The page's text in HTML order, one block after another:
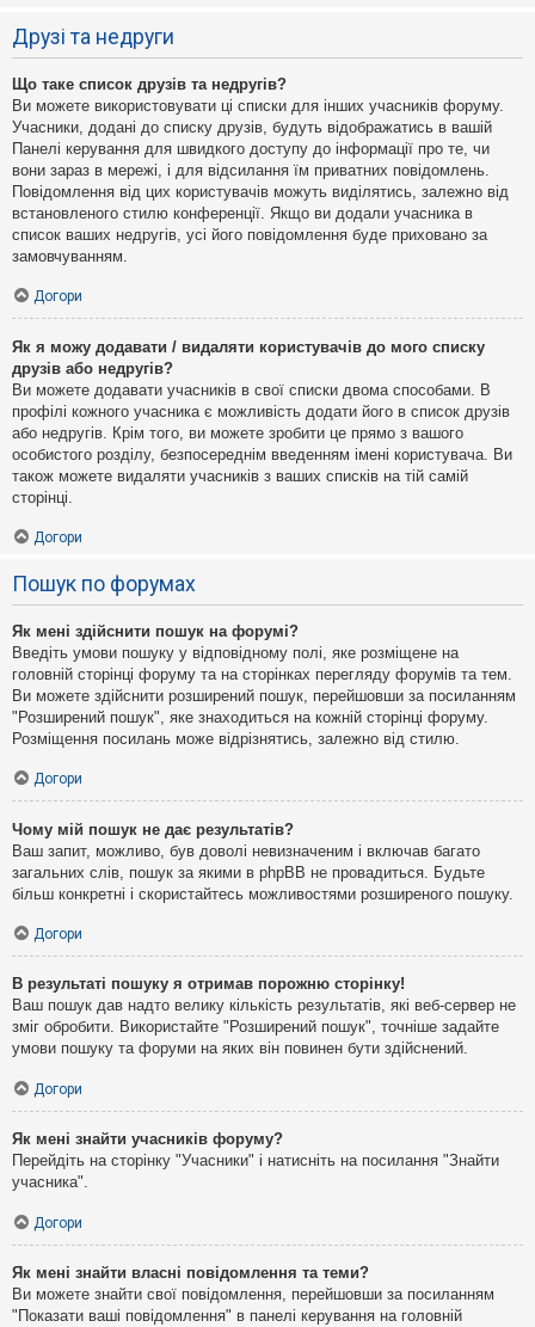
Друзі та недруги
Що таке список друзів та недругів?
Ви можете використовувати ці списки для інших учасників форуму.
Учасники, додані до списку друзів, будуть відображатись в вашій
Панелі керування для швидкого доступу до інформації про те, чи
вони зараз в мережі, і для відсилання їм приватних повідомлень.
Повідомлення від цих користувачів можуть виділятись, залежно від
встановленого стилю конференції. Якщо ви додали учасника в
список ваших недругів, усі його повідомлення буде приховано за
замовчуванням.
Догори
Як я можу додавати / видаляти користувачів до мого списку
друзів або недругів?
Ви можете додавати учасників в свої списки двома способами. В
профілі кожного учасника є можливість додати його в список друзів
або недругів. Крім того, ви можете зробити це прямо з вашого
особистого розділу, безпосереднім введенням імені користувача. Ви
також можете видаляти учасників з ваших списків на тій самій
сторінці.
Догори
Пошук по форумах
Як мені здійснити пошук на форумі?
Введіть умови пошуку у відповідному полі, яке розміщене на
головній сторінці форуму та на сторінках перегляду форумів та тем.
Ви можете здійснити розширений пошук, перейшовши за посиланням
"Розширений пошук", яке знаходиться на кожній сторінці форуму.
Розміщення посилань може відрізнятись, залежно від стилю.
Догори
Чому мій пошук не дає результатів?
Ваш запит, можливо, був доволі невизначеним і включав багато
загальних слів, пошук за якими в phpBB не провадиться. Будьте
більш конкретні і скористайтесь можливостями розширеного пошуку.
Догори
В результаті пошуку я отримав порожню сторінку!
Ваш пошук дав надто велику кількість результатів, які веб-сервер не
зміг обробити. Використайте "Розширений пошук", точніше задайте
умови пошуку та форуми на яких він повинен бути здійснений.
Догори
Як мені знайти учасників форуму?
Перейдіть на сторінку "Учасники" і натисніть на посилання "Знайти
учасника".
Догори
Як мені знайти власні повідомлення та теми?
Ви можете знайти свої повідомлення, перейшовши за посиланням
"Показати ваші повідомлення" в панелі керування на головній